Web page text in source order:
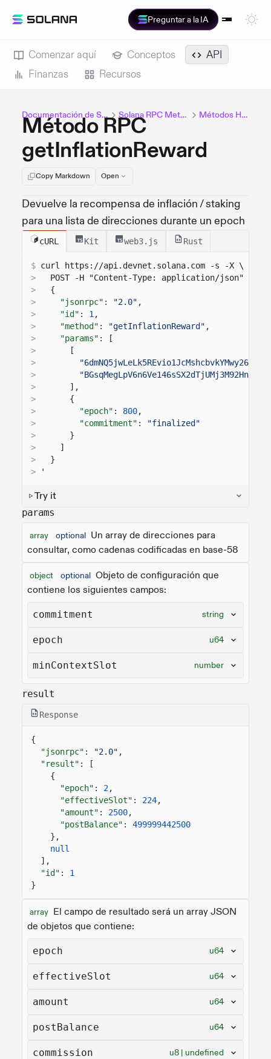
Preguntar a la IA
Comenzar aquí Conceptos
API
Finanzas
Recursos
Documentación de Solana Solana RPC Methods Métodos HTTP
Método RPC
getInflationReward
Copy Markdown Open
Devuelve la recompensa de inflación / staking
para una lista de direcciones durante un epoch
cURL Kit web3.js Rust
$ curl https://api.devnet.solana.com -s -X \
>
POST -H "Content-Type: application/json" -d
>
{
>
"jsonrpc" : "2.0" ,
>
"id" : 1 ,
>
"method" : "getInflationReward" ,
>
"params" : [
>
[
>
>
>
],
>
{
>
"epoch" : 800,
>
"commitment" :
"finalized"
>
}
>
]
>
}
>
'
Try it
params
array optional Un array de direcciones para
consultar, como cadenas codificadas en base-58
object optional Objeto de configuración que
contiene los siguientes campos:
commitment string
epoch u64
minContextSlot number
result
Response
{
"jsonrpc" : "2.0" ,
"result" : [
{
"epoch" : 2,
"effectiveSlot" : 224,
"amount" : 2500,
"postBalance" :
499999442500
},
null
],
"id" :
1
}
array El campo de resultado será un array JSON
de objetos que contiene:
epoch u64
effectiveSlot u64
amount u64
postBalance u64
commission u8 | undefined